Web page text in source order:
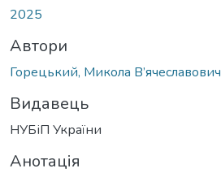
2025
Автори
Горецький, Микола В’ячеславович
Видавець
НУБіП України
Анотація